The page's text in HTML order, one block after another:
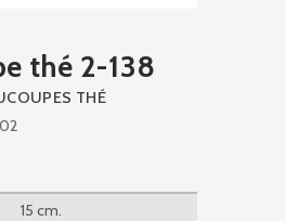
thé 2-138
THÉ
15 cm.